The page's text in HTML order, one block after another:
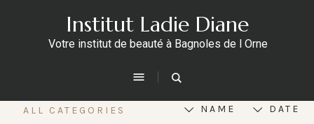
Institut Ladie Diane
Votre institut de beauté à Bagnoles de l Orne
NAME DATE
ALL CATEGORIES